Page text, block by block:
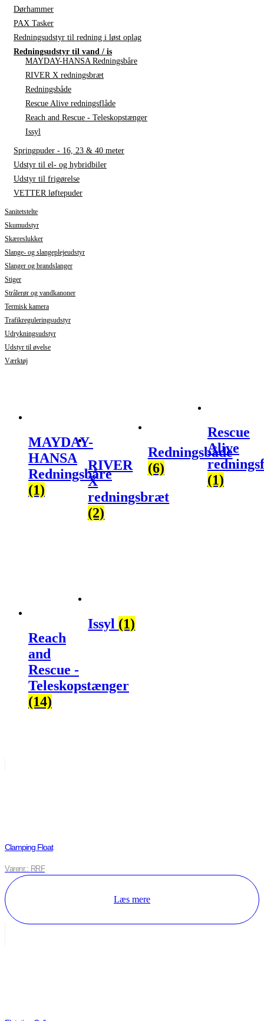
Dørhammer
PAX Tasker
Redningsudstyr til redning i løst oplag
Redningsudstyr til vand / is
MAYDAY-HANSA Redningsbåre
RIVER X redningsbræt
Redningsbåde
Rescue Alive redningsflåde
Reach and Rescue - Teleskopstænger
Issyl
Springpuder - 16, 23 & 40 meter
Udstyr til el- og hybridbiler
Udstyr til frigørelse
VETTER løftepuder
Sanitetstelte
Skumudstyr
Skæreslukker
Slange- og slangeplejeudstyr
Slanger og brandslanger
Stiger
Strålerør og vandkanoner
Termisk kamera
Trafikreguleringsudstyr
Udrykningsudstyr
Udstyr til øvelse
Værktøj
MAYDAY-
HANSA
Redningsbåre
(1)
RIVER
X
redningsbræt
(2)
Redningsbåde
(6)
Rescue
Alive
(1)
Reach
and
Rescue -
Teleskopstænger
(14)
Issyl (1)
Clamping Float
Varenr.: RRF
Læs mere